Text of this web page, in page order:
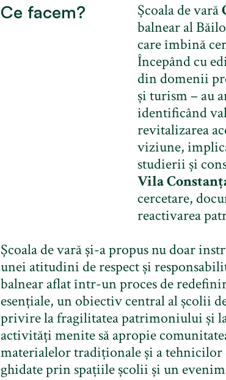
Ce facem? Școala de vară
balnear al
care îmbină
Începând cu
din domenii
și turism – au
identificând
revitalizarea
viziune,
studierii și
Vila
cercetare,
reactivarea
Școala de vară și-a propus nu doar
unei atitudini de respect și
balnear aflat într-un proces de
esențiale, un obiectiv central al școlii
privire la fragilitatea patrimoniului și
activități menite să apropie
materialelor tradiționale și a
ghidate prin spațiile școlii și un